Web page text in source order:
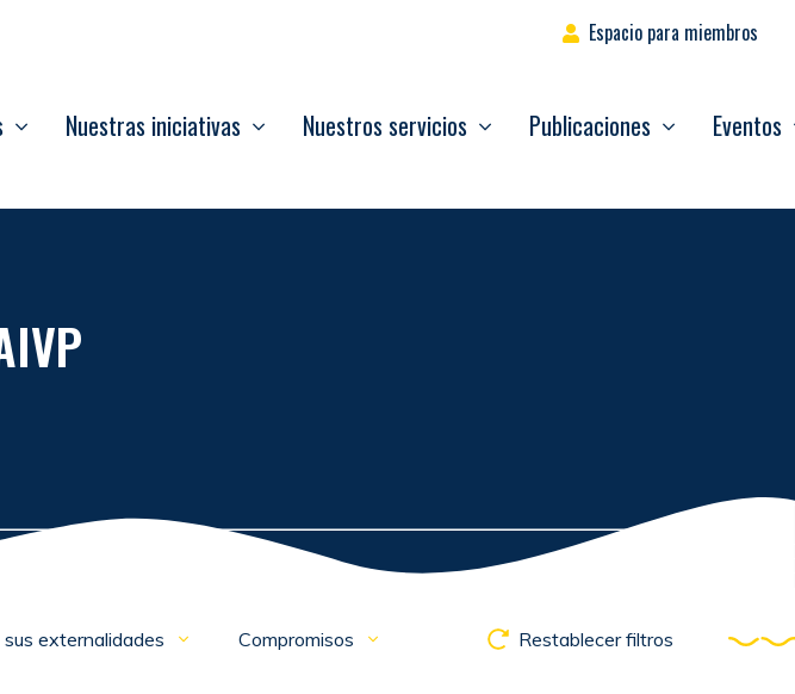
Espacio para miembros
Nuestras iniciativas Nuestros servicios Publicaciones Eventos
externalidades Compromisos Restablecer filtros